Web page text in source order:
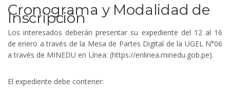
Cronograma y Modalidad de
Inscripción
Los interesados deberán presentar su expediente del 12 al 16
de enero a través de la Mesa de Partes Digital de la UGEL N°06
a través de MINEDU en Línea: (https://enlinea.minedu.gob.pe).
El expediente debe contener: